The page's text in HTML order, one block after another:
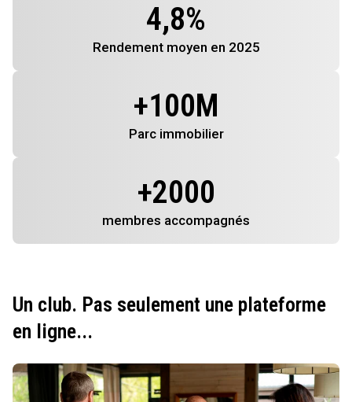
4,8%
Rendement moyen en 2025
+100M
Parc immobilier
+2000
membres accompagnés
Un club. Pas seulement une plateforme
en ligne...